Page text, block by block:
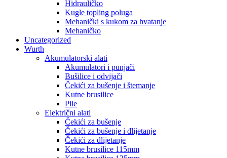
Hidrauličko
Kugle topling poluga
Mehanički s kukom za hvatanje
Mehaničko
Uncategorized
Wurth
Akumulatorski alati
Akumulatori i punjači
Bušilice i odvijači
Čekići za bušenje i štemanje
Kutne brusilice
Pile
Električni alati
Čekići za bušenje
Čekići za bušenje i dlijetanje
Čekići za dlijetanje
Kutne brusilice 115mm